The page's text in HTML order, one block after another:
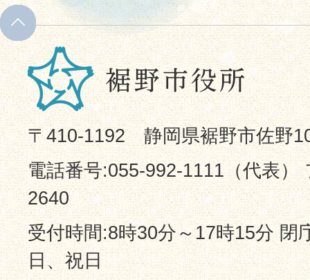
〒410-1192 静岡県裾野市佐野
電話番号:055-992-1111（代表）
2640
受付時間:8時30分～17時15分 閉
日、祝日